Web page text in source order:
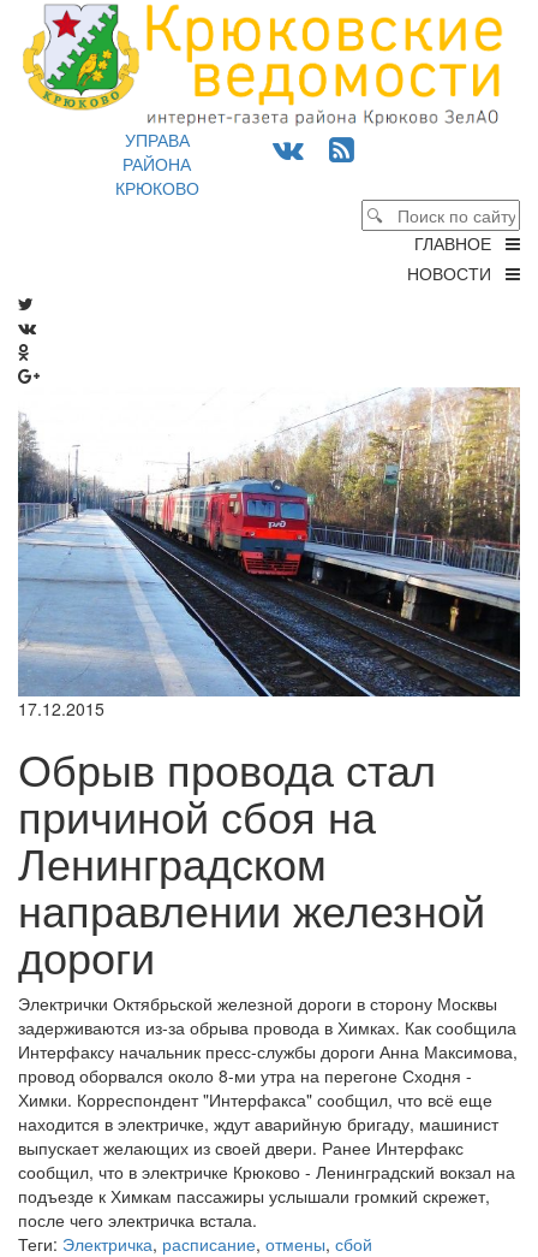
УПРАВА
РАЙОНА
КРЮКОВО
ГЛАВНОЕ
НОВОСТИ
17.12.2015
Обрыв провода стал
причиной сбоя на
Ленинградском
направлении железной
дороги
Электрички Октябрьской железной дороги в сторону Москвы
задерживаются из-за обрыва провода в Химках. Как сообщила
Интерфаксу начальник пресс-службы дороги Анна Максимова,
провод оборвался около 8-ми утра на перегоне Сходня -
Химки. Корреспондент "Интерфакса" сообщил, что всё еще
находится в электричке, ждут аварийную бригаду, машинист
выпускает желающих из своей двери. Ранее Интерфакс
сообщил, что в электричке Крюково - Ленинградский вокзал на
подъезде к Химкам пассажиры услышали громкий скрежет,
после чего электричка встала.
Теги: Электричка, расписание, отмены, сбой